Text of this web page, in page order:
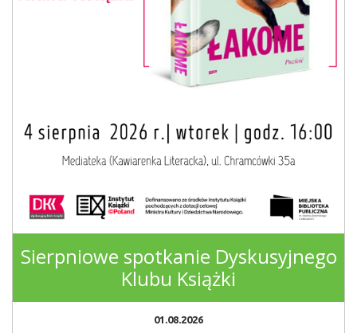
Sierpniowe spotkanie Dyskusyjnego
Klubu Książki
01.08.2026